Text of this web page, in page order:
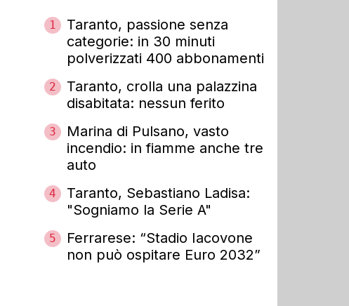
1
Taranto, passione senza
categorie: in 30 minuti
polverizzati 400 abbonamenti
2
Taranto, crolla una palazzina
disabitata: nessun ferito
3
Marina di Pulsano, vasto
incendio: in fiamme anche tre
auto
4
Taranto, Sebastiano Ladisa:
"Sogniamo la Serie A"
5
Ferrarese: “Stadio Iacovone
non può ospitare Euro 2032”